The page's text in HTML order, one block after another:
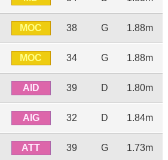
MOC 38 G 1.88m
MOC 34 G 1.88m
AID 39 D 1.80m
AIG 32 D 1.84m
ATT 39 G 1.73m